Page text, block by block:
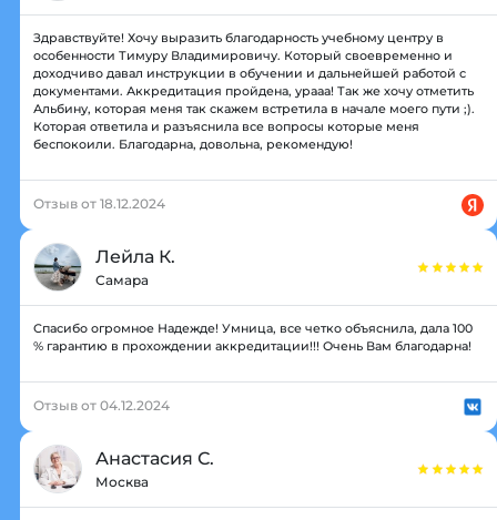
Здравствуйте! Хочу выразить благодарность учебному центру в
особенности Тимуру Владимировичу. Который своевременно и
доходчиво давал инструкции в обучении и дальнейшей работой с
документами. Аккредитация пройдена, урааа! Так же хочу отметить
Альбину, которая меня так скажем встретила в начале моего пути ;).
Которая ответила и разъяснила все вопросы которые меня
беспокоили. Благодарна, довольна, рекомендую!
Отзыв от 18.12.2024
Лейла К.
Самара
Спасибо огромное Надежде! Умница, все четко объяснила, дала 100
% гарантию в прохождении аккредитации!!! Очень Вам благодарна!
Отзыв от 04.12.2024
Анастасия С.
Москва